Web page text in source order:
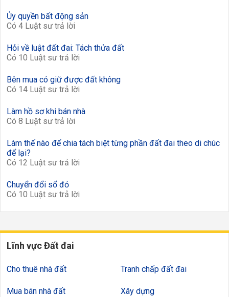
Ủy quyền bất động sản
Có 4 Luật sư trả lời
Hỏi về luật đất đai: Tách thửa đất
Có 10 Luật sư trả lời
Bên mua có giữ được đất không
Có 14 Luật sư trả lời
Làm hồ sơ khi bán nhà
Có 8 Luật sư trả lời
Làm thế nào để chia tách biệt từng phần đất đai theo di chúc
để lại?
Có 12 Luật sư trả lời
Chuyển đổi sổ đỏ
Có 10 Luật sư trả lời
Lĩnh vực Đất đai
Cho thuê nhà đất
Mua bán nhà đất
Tranh chấp đất đai
Xây dựng